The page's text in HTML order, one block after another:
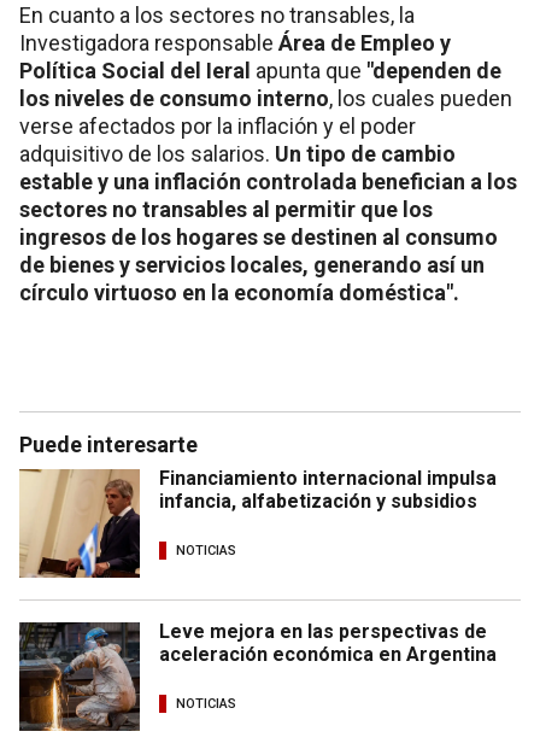
En cuanto a los sectores no transables, la
Investigadora responsable Área de Empleo y
Política Social del Ieral apunta que "dependen de
los niveles de consumo interno, los cuales pueden
verse afectados por la inflación y el poder
adquisitivo de los salarios. Un tipo de cambio
estable y una inflación controlada benefician a los
sectores no transables al permitir que los
ingresos de los hogares se destinen al consumo
de bienes y servicios locales, generando así un
círculo virtuoso en la economía doméstica".
Puede interesarte
Financiamiento internacional impulsa
infancia, alfabetización y subsidios
NOTICIAS
Leve mejora en las perspectivas de
aceleración económica en Argentina
NOTICIAS